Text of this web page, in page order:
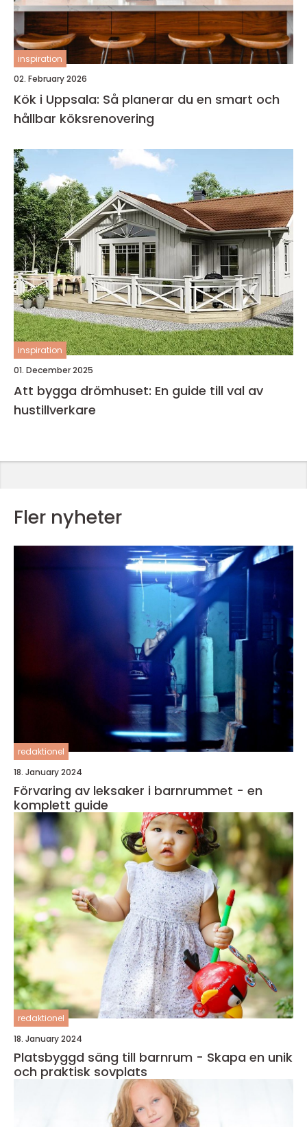
inspiration
02. February 2026
Kök i Uppsala: Så planerar du en smart och
hållbar köksrenovering
inspiration
01. December 2025
Att bygga drömhuset: En guide till val av
hustillverkare
Fler nyheter
redaktionel
18. January 2024
Förvaring av leksaker i barnrummet - en
komplett guide
redaktionel
18. January 2024
Platsbyggd säng till barnrum - Skapa en unik
och praktisk sovplats